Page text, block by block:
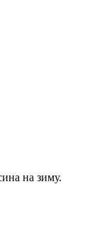
на зиму.